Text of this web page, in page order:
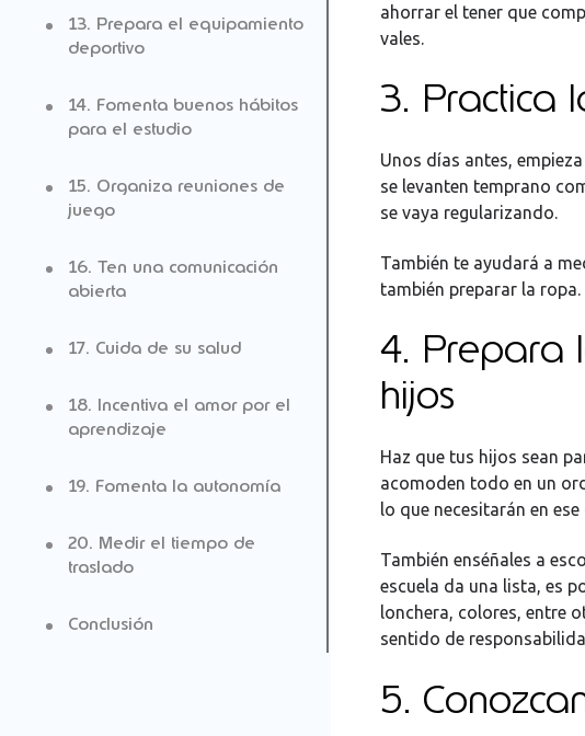
13. Prepara el equipamiento
deportivo
14. Fomenta buenos hábitos
para el estudio
15. Organiza reuniones de
juego
16. Ten una comunicación
abierta
17. Cuida de su salud
18. Incentiva el amor por el
aprendizaje
19. Fomenta la autonomía
20. Medir el tiempo de
traslado
Conclusión
ahorrar el tener que
vales.
3. Practica
Unos días antes,
se levanten temprano
se vaya regularizando.
También te ayudará a
también preparar la
4. Prepara
hijos
Haz que tus hijos sean
acomoden todo en un
lo que necesitarán en
También enséñales a
escuela da una lista, es
lonchera, colores, entre
sentido de
5.